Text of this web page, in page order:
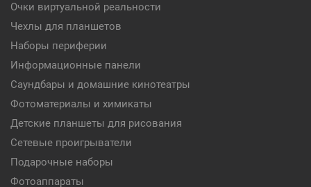
Очки виртуальной реальности
Чехлы для планшетов
Наборы периферии
Информационные панели
Саундбары и домашние кинотеатры
Фотоматериалы и химикаты
Детские планшеты для рисования
Сетевые проигрыватели
Подарочные наборы
Фотоаппараты